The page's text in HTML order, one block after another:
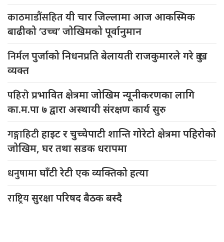
काठमाडौंसहितयी चार जिल्लामा आज आकस्मिक
बाढीको ‘उच्च’ जोखिमको पूर्वानुमान
निर्मलपुर्जाको निधनप्रति बेलायती राजकुमारले गरे दुःख
व्यक्त
पहिरोप्रभावित क्षेत्रमा जोखिम न्यूनीकरणका लागि
का.म.पा ७ द्वारा अस्थायी संरक्षण कार्य सुरु
गङ्गाहिटीहाइट र चुच्चेपाटी शान्ति गोरेटो क्षेत्रमा पहिरोको
जोखिम, घर तथा सडक धरापमा
धनुषामाघाँटी रेटी एक व्यक्तिको हत्या
राष्ट्रियसुरक्षा परिषद बैठक बस्दै